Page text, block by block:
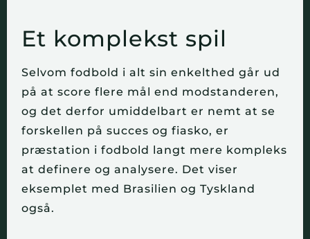
Et komplekst spil
Selvom fodbold i alt sin enkelthed går ud
på at score flere mål end modstanderen,
og det derfor umiddelbart er nemt at se
forskellen på succes og fiasko, er
præstation i fodbold langt mere kompleks
at definere og analysere. Det viser
eksemplet med Brasilien og Tyskland
også.